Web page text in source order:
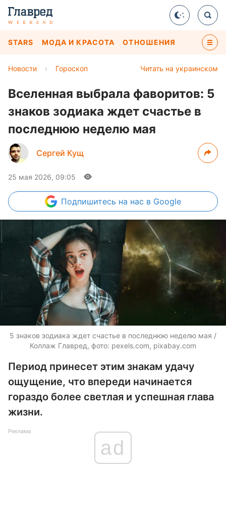
STARS МОДА И КРАСОТА ОТНОШЕНИЯ
Читать на украинском
Новости › Гороскоп
Вселенная выбрала фаворитов: 5
знаков зодиака ждет счастье в
последнюю неделю мая
Сергей Кущ
25 мая 2026, 09:05
Подпишитесь на нас в Google
5 знаков зодиака ждет счастье в последнюю неделю мая /
Коллаж Главред, фото: pexels.com, pixabay.com
Период принесет этим знакам удачу
ощущение, что впереди начинается
гораздо более светлая и успешная глава
жизни.
Реклама
ad